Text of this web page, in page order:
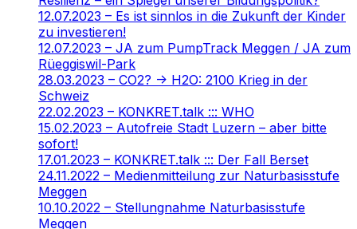
12.07.2023 – Es ist sinnlos in die Zukunft der Kinder
zu investieren!
12.07.2023 – JA zum PumpTrack Meggen / JA zum
Rüeggiswil-Park
28.03.2023 – CO2? -> H2O: 2100 Krieg in der
Schweiz
22.02.2023 – KONKRET.talk ::: WHO
15.02.2023 – Autofreie Stadt Luzern – aber bitte
sofort!
17.01.2023 – KONKRET.talk ::: Der Fall Berset
24.11.2022 – Medienmitteilung zur Naturbasisstufe
Meggen
10.10.2022 – Stellungnahme Naturbasisstufe
Meggen